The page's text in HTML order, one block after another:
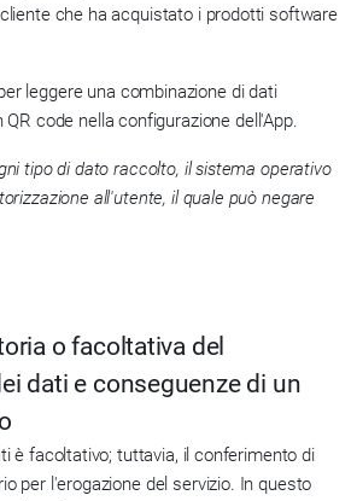
che ha acquistato i prodotti software
leggere una combinazione di dati
QR code nella configurazione dell'App.
tipo di dato raccolto, il sistema operativo
all'utente, il quale può negare
o facoltativa del
dati e conseguenze di un
è facoltativo; tuttavia, il conferimento di
per l'erogazione del servizio. In questo